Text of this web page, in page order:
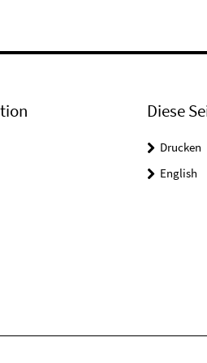
Diese
Drucken
English